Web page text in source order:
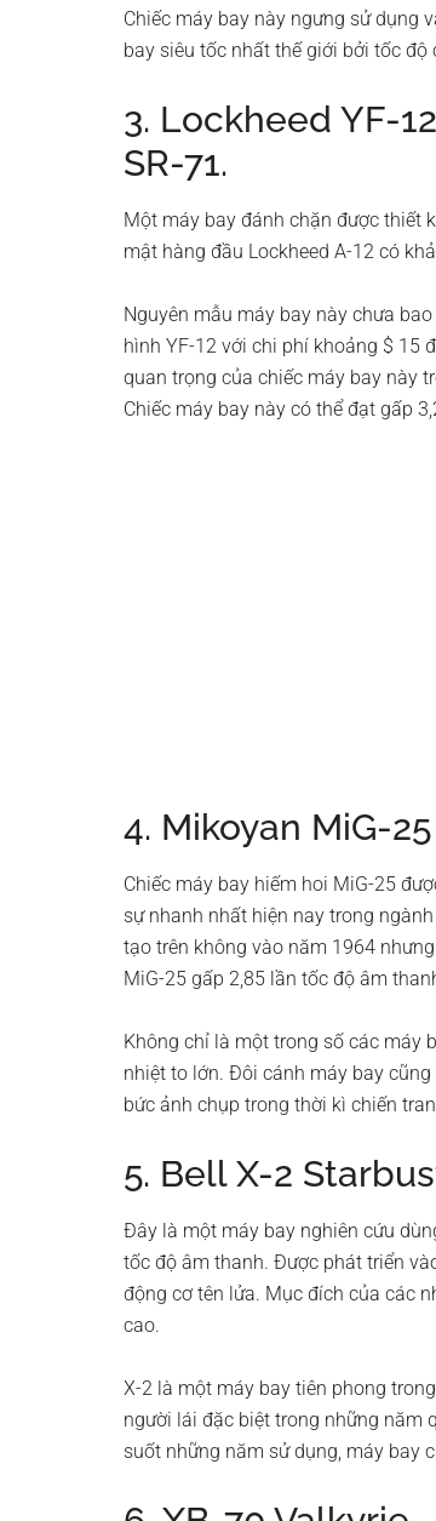
Chiếc máy bay này ngưng sử dụng
bay siêu tốc nhất thế giới bởi tốc
3. Lockheed YF-
SR-71.
Một máy bay đánh chặn được thiết
mật hàng đầu Lockheed A-12 có
Nguyên mẫu máy bay này chưa
hình YF-12 với chi phí khoảng $ 15
quan trọng của chiếc máy bay này
Chiếc máy bay này có thể đạt gấp
4. Mikoyan MiG-
Chiếc máy bay hiếm hoi MiG-25
sự nhanh nhất hiện nay trong
tạo trên không vào năm 1964
MiG-25 gấp 2,85 lần tốc độ âm
Không chỉ là một trong số các máy
nhiệt to lớn. Đôi cánh máy bay
bức ảnh chụp trong thời kì chiến
5. Bell X-2
Đây là một máy bay nghiên cứu
tốc độ âm thanh. Được phát triển
động cơ tên lửa. Mục đích của các
cao.
X-2 là một máy bay tiên phong
người lái đặc biệt trong những năm
suốt những năm sử dụng, máy bay